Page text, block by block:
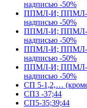
надписью -50%
ППМЛ-И; ППМЛ-
надписью -50%
ППМЛ-И; ППМЛ-
надписью -50%
ППМЛ-И; ППМЛ-
надписью -50%
ППМЛ-И; ППМЛ-
надписью -50%
СП 5-1,2,… (кроме
СП3 -37;44
СП5-35;39;44